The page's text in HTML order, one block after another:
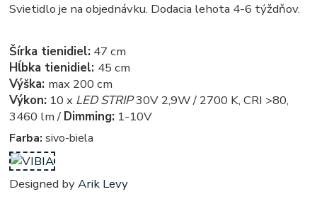
Svietidlo je na objednávku. Dodacia lehota 4-6 týždňov.
Šírka tienidiel: 47 cm
Hĺbka tienidiel: 45 cm
Výška: max 200 cm
Výkon: 10 x LED STRIP30V 2,9W / 2700 K, CRI >80,
3460 lm / Dimming: 1-10V
Farba: sivo-biela
Designed byArik Levy